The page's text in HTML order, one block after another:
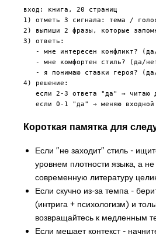
вход: книга, 20 страниц
1) отметь 3 сигнала: тема /
2) выпиши 2 фразы, которые
3) ответь:
- мне интересен конфликт?
- мне комфортен стиль? (да/
- я понимаю ставки героя?
4) решение:
если 2-3 ответа "да" → читаю
Короткая памятка для
Если "не заходит" стиль -
уровнем плотности языка, а
современную литературу
Если скучно из-за темпа -
(интрига + психологизм) и
возвращайтесь к медленным
Если мешает контекст -